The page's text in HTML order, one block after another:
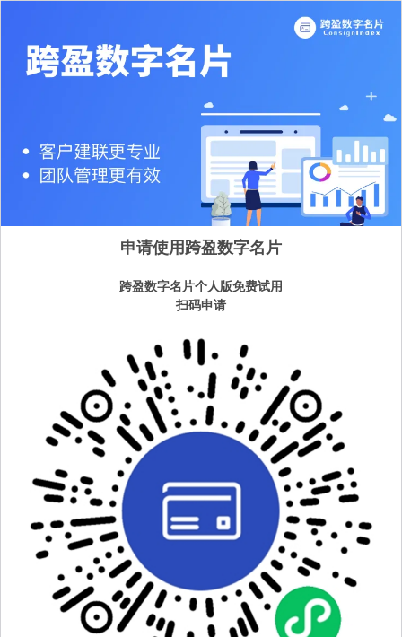
申请使用跨盈数字名片
跨盈数字名片个人版免费试用
扫码申请